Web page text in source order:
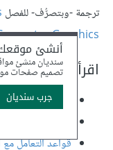
ترجمة -وبتصرُّف- للفصل
Graphics
اقرأ أيضًا
تعرف على أشهر
قواعد التعامل